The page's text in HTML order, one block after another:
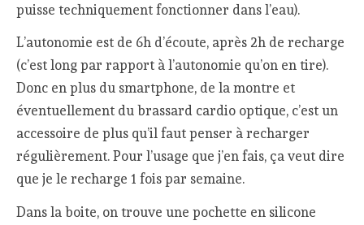
puisse techniquement fonctionner dans l’eau).
L’autonomie est de 6h d’écoute, après 2h de recharge
(c’est long par rapport à l’autonomie qu’on en tire).
Donc en plus du smartphone, de la montre et
éventuellement du brassard cardio optique, c’est un
accessoire de plus qu’il faut penser à recharger
régulièrement. Pour l’usage que j’en fais, ça veut dire
que je le recharge 1 fois par semaine.
Dans la boite, on trouve une pochette en silicone